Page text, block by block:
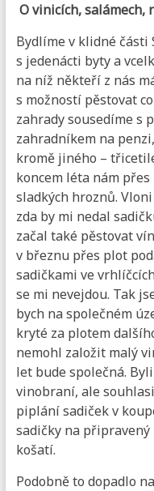
O vinicích, salámech,
Bydlíme v klidné části
s jedenácti byty a
na níž někteří z nás
s možností pěstovat
zahrady sousedíme s
zahradníkem na
kromě jiného –
koncem léta nám
sladkých hroznů.
zda by mi nedal
začal také pěstovat
v březnu přes plot
sadičkami ve
se mi nevejdou. Tak
bych na společném
kryté za plotem
nemohl založit malý
let bude společná.
vinobraní, ale
piplání sadiček v
sadičky na připravený
košatí.
Podobně to dopadlo